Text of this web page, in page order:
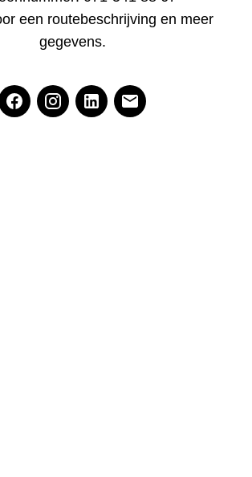
een routebeschrijving en meer
gegevens.